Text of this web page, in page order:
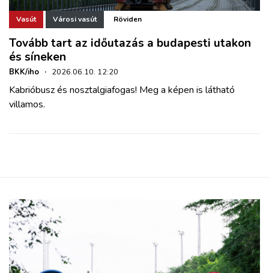
Vasút Városi vasút Röviden
Tovább tart az időutazás a budapesti utakon
és síneken
BKK/iho · 2026.06.10. 12:20
Kabrióbusz és nosztalgiafogas! Meg a képen is látható
villamos.